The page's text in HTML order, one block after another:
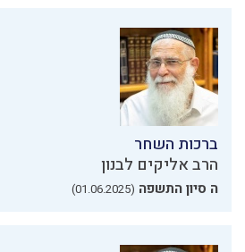
ברכות השחר
הרב אליקים לבנון
ה סיון התשפה (01.06.2025)